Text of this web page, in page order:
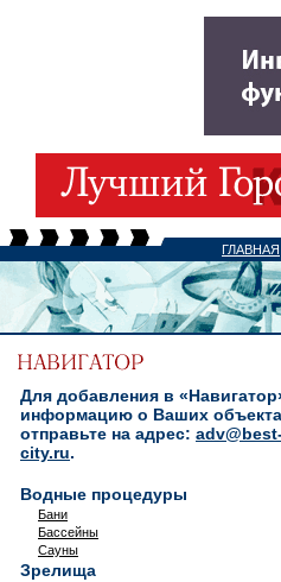
ГЛАВНАЯ
Для добавления в
информацию о Ваших
отправьте на адрес:
city.ru.
Водные процедуры
Бани
Бассейны
Сауны
Зрелища